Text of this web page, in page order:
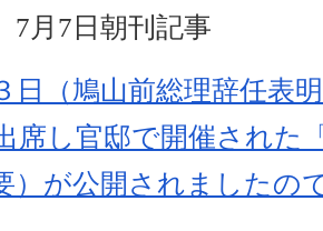
月7日朝刊記事
日（鳩山前総理辞任表
席し官邸で開催された
）が公開されましたの